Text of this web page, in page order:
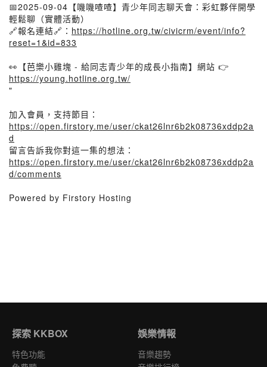
📅2025-09-04【嘰嘰喳喳】青少年同志聊天會：彩虹夥伴開學
輕鬆聊（實體活動）
🔗報名連結🔗： https://hotline.org.tw/civicrm/event/info?
reset=1&id=833
👀【芭樂小雞塊 - 給同志青少年的成長小指南】網站 👉
https://young.hotline.org.tw/
"
加入會員，支持節目：
https://open.firstory.me/user/ckat26lnr6b2k08736xddp2a
d
留言告訴我你對這一集的想法：
https://open.firstory.me/user/ckat26lnr6b2k08736xddp2a
d/comments
Powered by Firstory Hosting
探索 KKBOX
特色功能
娛樂情報
音樂趨勢